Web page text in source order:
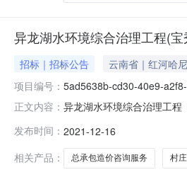
异龙湖水环境综合治理工程(
招标｜招标公告
云南省｜红河哈
项目编号： 5ad5638b-cd30-40e9-
正文内容： 异龙湖水环境综合治理工
配套收运设施工程、西河
发布时间： 2021-12-16
相关产品：
总承包造价咨询服务 村